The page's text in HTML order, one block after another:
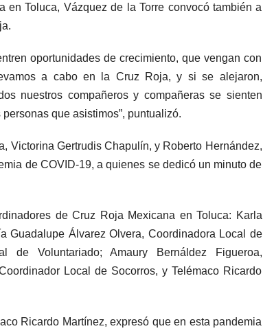
Toluca, Vázquez de la Torre convocó también a
oportunidades de crecimiento, que vengan con
a cabo en la Cruz Roja, y si se alejaron,
nuestros compañeros y compañeras se sienten
que asistimos”, puntualizó.
Victorina Gertrudis Chapulín, y Roberto Hernández,
de COVID-19, a quienes se dedicó un minuto de
de Cruz Roja Mexicana en Toluca: Karla
Guadalupe Álvarez Olvera, Coordinadora Local de
de Voluntariado; Amaury Bernáldez Figueroa,
Local de Socorros, y Telémaco Ricardo
Ricardo Martínez, expresó que en esta pandemia